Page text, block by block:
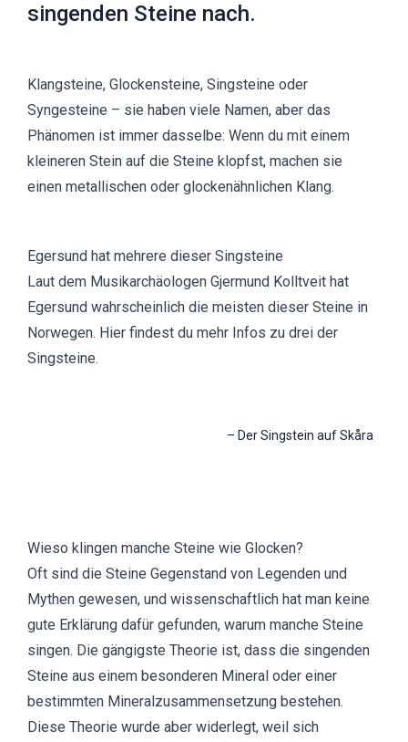
singenden Steine nach.
Klangsteine, Glockensteine, Singsteine oder
Syngesteine – sie haben viele Namen, aber das
Phänomen ist immer dasselbe: Wenn du mit einem
kleineren Stein auf die Steine klopfst, machen sie
einen metallischen oder glockenähnlichen Klang.
Egersund hat mehrere dieser Singsteine
Laut dem Musikarchäologen Gjermund Kolltveit hat
Egersund wahrscheinlich die meisten dieser Steine in
Norwegen. Hier findest du mehr Infos zu drei der
Singsteine.
– Der Singstein auf Skåra
Wieso klingen manche Steine wie Glocken?
Oft sind die Steine Gegenstand von Legenden und
Mythen gewesen, und wissenschaftlich hat man keine
gute Erklärung dafür gefunden, warum manche Steine
singen. Die gängigste Theorie ist, dass die singenden
Steine aus einem besonderen Mineral oder einer
bestimmten Mineralzusammensetzung bestehen.
Diese Theorie wurde aber widerlegt, weil sich